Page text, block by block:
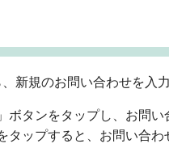
新規のお問い合わせを入
ボタンをタップし、お問
タップすると、お問い合